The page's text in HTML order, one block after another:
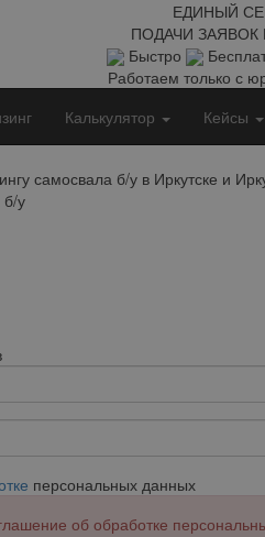
ЕДИНЫЙ
ПОДАЧИ ЗАЯВОК
Быстро
Работаем только с
Калькулятор Кейсы
самосвала б/у в Иркутске и
б/у
персональных данных
об обработке